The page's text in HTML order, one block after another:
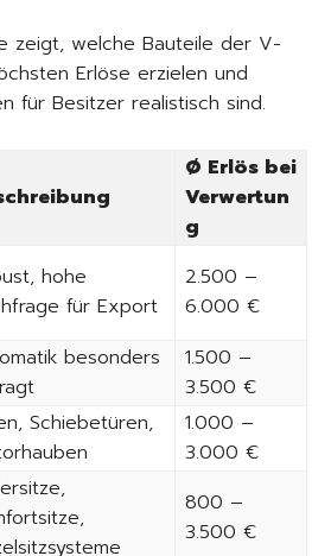
zeigt, welche Bauteile der V-
Erlöse erzielen und
für Besitzer realistisch sind.
Ø Erlös bei
Verwertun
g
hohe
für Export
2.500 –
6.000 €
besonders
1.500 –
3.500 €
Schiebetüren,
1.000 –
3.000 €
800 –
3.500 €